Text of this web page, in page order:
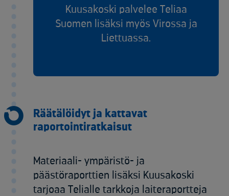
Kuusakoski palvelee Teliaa
Suomen lisäksi myös Virossa ja
Liettuassa.
Räätälöidyt ja kattavat
raportointiratkaisut
Materiaali- ympäristö- ja
päästöraporttien lisäksi Kuusakoski
tarjoaa Telialle tarkkoja laiteraportteja